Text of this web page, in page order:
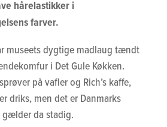
hårelastikker i
farver.
museets dygtige madlaug tændt
i Det Gule Køkken.
på vafler og Rich’s kaffe,
driks, men det er Danmarks
da stadig.